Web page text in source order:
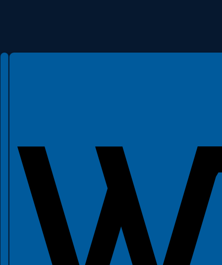
Spełniamy standardy WCAG 2.2
Spełniamy standardy W3C